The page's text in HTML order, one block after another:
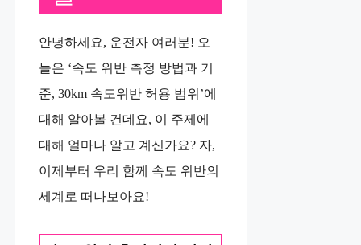
안녕하세요, 운전자 여러분! 오
늘은 ‘속도 위반 측정 방법과 기
준, 30km 속도위반 허용 범위’에
대해 알아볼 건데요, 이 주제에
대해 얼마나 알고 계신가요? 자,
이제부터 우리 함께 속도 위반의
세계로 떠나보아요!